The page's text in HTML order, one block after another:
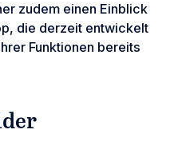
zudem einen Einblick
die derzeit entwickelt
Funktionen bereits